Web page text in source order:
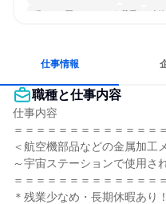
穏やかで互いのペースを尊重 冷
仕事情報
職種と仕事内容
仕事内容
＝＝＝＝＝＝＝＝＝＝＝＝＝
＜航空機部品などの金属加工
～宇宙ステーションで使用さ
＝＝＝＝＝＝＝＝＝＝＝＝＝
＊残業少なめ・長期休暇あり